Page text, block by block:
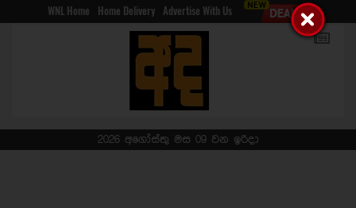
WNL Home Home Delivery Advertise With Us
2026 අගෝස්තු මස 09 වන ඉරිදා